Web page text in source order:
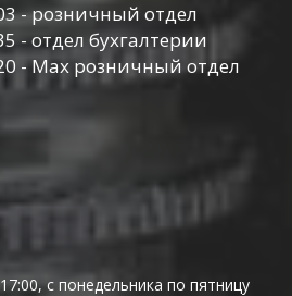
- розничный отдел
- отдел бухгалтерии
- Max розничный отдел
с понедельника по пятницу